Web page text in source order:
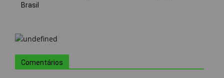
Brasil
Comentários